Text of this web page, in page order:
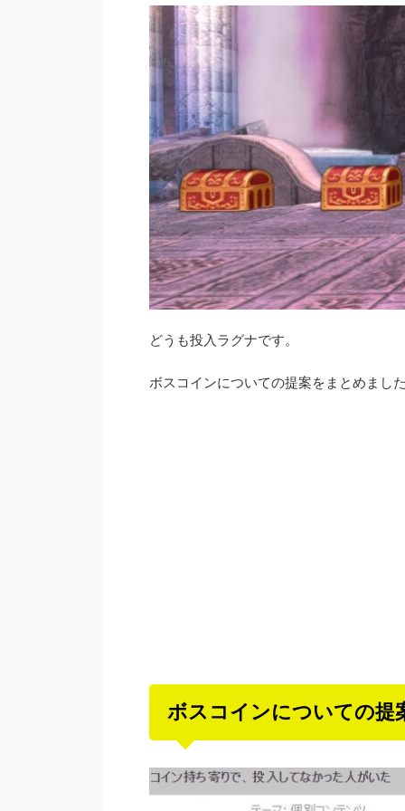
どうも投入ラグナです。
ボスコインについての提案をまとめまし
ボスコインについての提